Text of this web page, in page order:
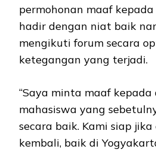
permohonan maaf
hadir dengan niat baik
mengikuti forum secara
ketegangan yang terjadi.
“Saya minta maaf
mahasiswa yang
secara baik. Kami siap
kembali, baik di